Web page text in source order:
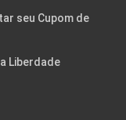
seu Cupom de
Liberdade